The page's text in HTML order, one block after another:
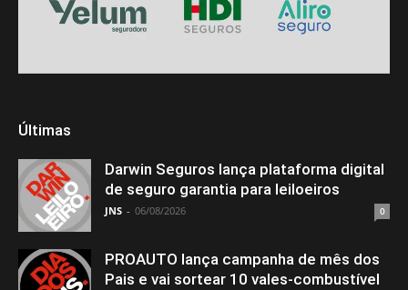
Últimas
Darwin Seguros lança plataforma digital
de seguro garantia para leiloeiros
JNS - 06/08/2026 0
PROAUTO lança campanha de mês dos
Pais e vai sortear 10 vales-combustível